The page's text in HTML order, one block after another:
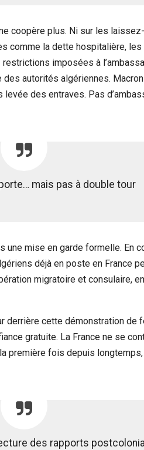
coopère plus. Ni sur les
comme la dette hospitalière,
imposées à
autorités algériennes.
des entraves. Pas
mais pas à double tour
une mise en garde formelle. En
déjà en poste en France
migratoire et consulaire,
derrière cette démonstration
gratuite. La France ne se
première fois depuis
des rapports